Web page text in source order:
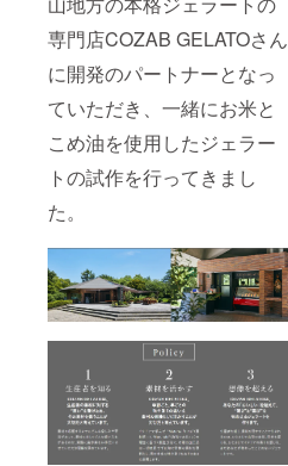
専門店COZAB GELATOさん
に開発のパートナーとなっ
ていただき、一緒にお米と
こめ油を使用したジェラー
トの試作を行ってきまし
た。